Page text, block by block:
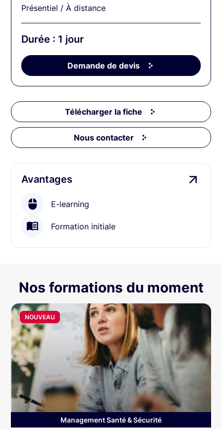
Présentiel / À distance
Durée : 1 jour
Demande de devis
Télécharger la fiche
Nous contacter
Avantages
E-learning
Formation initiale
Nos formations du moment
NOUVEAU
Management Santé & Sécurité